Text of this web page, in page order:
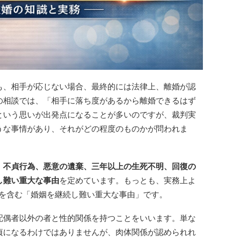
相手が応じない場合、最終的には法律上、離婚が認
談では、「相手に落ち度があるから離婚できるはず
う思いが出発点になることが多いのですが、裁判実
事情があり、それがどの程度のものかが問われま
不貞行為、悪意の遺棄、三年以上の生死不明、回復の
難い重大な事由を定めています。もっとも、実務上よ
む「婚姻を継続し難い重大な事由」です。
者以外の者と性的関係を持つことをいいます。単な
なるわけではありませんが、肉体関係が認められれ